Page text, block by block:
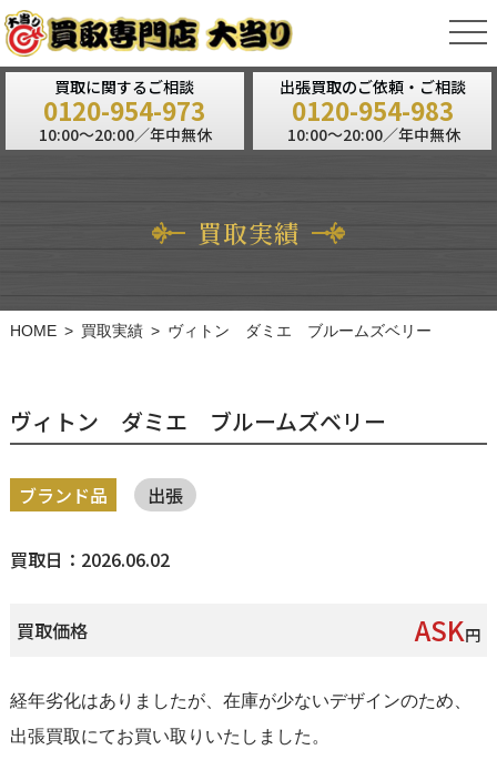
買取に関するご相談
0120-954-973
10:00～20:00／年中無休
出張買取のご依頼・ご相談
0120-954-983
10:00～20:00／年中無休
買取実績
HOME 買取実績 ヴィトン ダミエ ブルームズベリー
ヴィトン ダミエ ブルームズベリー
ブランド品 出張
買取日：2026.06.02
買取価格 ASK円
経年劣化はありましたが、在庫が少ないデザインのため、
出張買取にてお買い取りいたしました。